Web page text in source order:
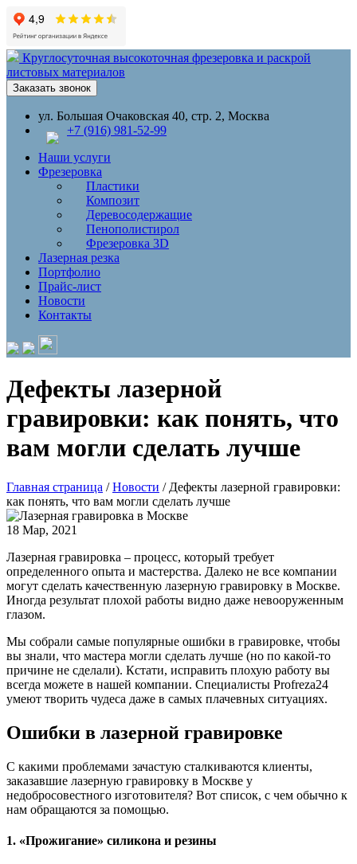
Круглосуточная высокоточная фрезеровка и раскрой
листовых материалов
Заказать звонок
ул. Большая Очаковская 40, стр. 2, Москва
+7 (916) 981-52-99
Наши услуги
Фрезеровка
Пластики
Композит
Деревосодержащие
Пенополистирол
Фрезеровка 3D
Лазерная резка
Портфолио
Прайс-лист
Новости
Контакты
Дефекты лазерной
гравировки: как понять, что
вам могли сделать лучше
Главная страница / Новости / Дефекты лазерной гравировки:
как понять, что вам могли сделать лучше
18 Мар, 2021
Лазерная гравировка – процесс, который требует
определенного опыта и мастерства. Далеко не все компании
могут сделать качественную лазерную гравировку в Москве.
Иногда результат плохой работы видно даже невооруженным
глазом.
Мы собрали самые популярные ошибки в гравировке, чтобы
вы знали, что мастера могли сделать лучше (но по какой-то
причине не сделали). Кстати, исправить плохую работу вы
всегда можете в нашей компании. Специалисты Profreza24
умеют творить чудеса даже в самых плачевных ситуациях.
Ошибки в лазерной гравировке
С какими проблемами зачастую сталкиваются клиенты,
заказавшие лазерную гравировку в Москве у
недобросовестного изготовителя? Вот список, с чем обычно к
нам обращаются за помощью.
1. «Прожигание» силикона и резины